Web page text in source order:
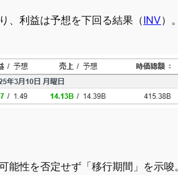
、利益は予想を下回る結果（INV）
能性を否定せず「移行期間」を示